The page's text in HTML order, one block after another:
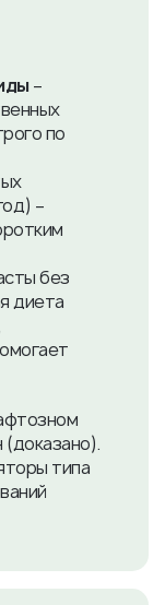
–
по
–
без
диета
типа